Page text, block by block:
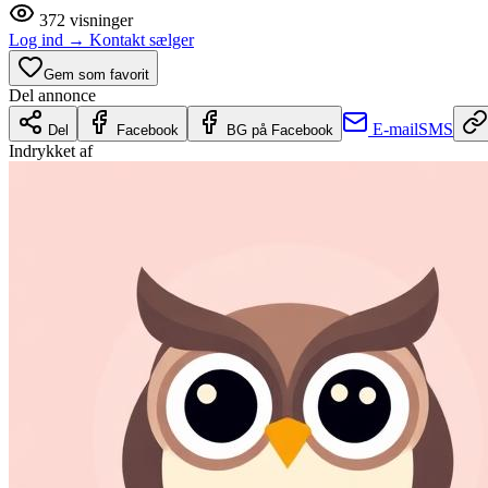
372 visninger
Log ind → Kontakt sælger
Gem som favorit
Del annonce
Del Facebook BG på Facebook E-mailSMS
Indrykket af